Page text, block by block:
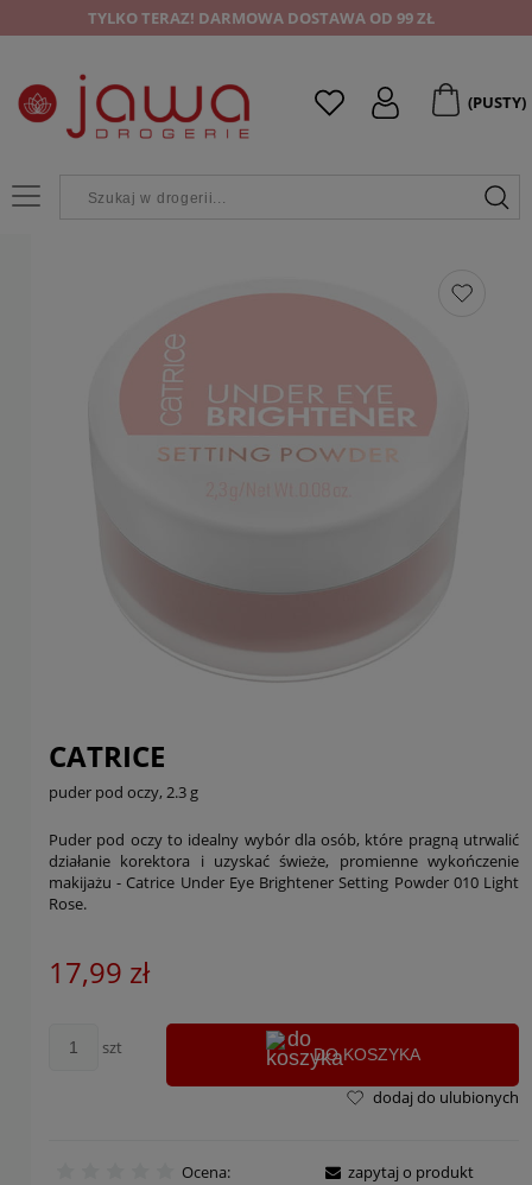
TYLKO TERAZ! DARMOWA DOSTAWA OD 99 ZŁ
(PUSTY)
CATRICE
puder pod oczy, 2.3 g
Puder pod oczy to idealny wybór dla osób, które pragną utrwalić
działanie korektora i uzyskać świeże, promienne wykończenie
makijażu - Catrice Under Eye Brightener Setting Powder 010 Light
Rose.
17,99 zł
szt DO KOSZYKA
dodaj do ulubionych
Ocena:
zapytaj o produkt